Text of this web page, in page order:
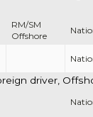
RM/SM
Offshore
driver,